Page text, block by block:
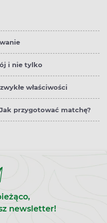
i nie tylko
właściwości
przygotować matchę?
newsletter!